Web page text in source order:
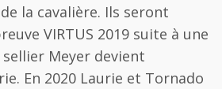
la cavalière. Ils seront
VIRTUS 2019 suite à une
Meyer devient
En 2020 Laurie et Tornado